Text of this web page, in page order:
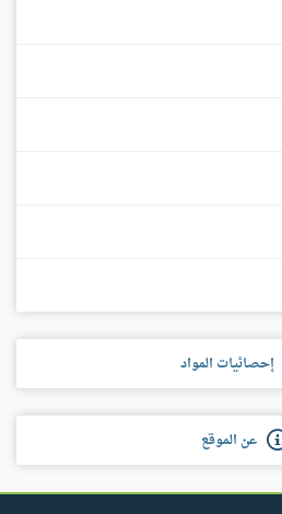
إحصائيات المواد
عن الموقع